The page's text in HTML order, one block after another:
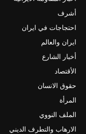
أشرف
احتجاجات في ايران
ايران والعالم
أخبار الشارع
الأقتصاد
حقوق الانسان
المرأة
الملف النووي
الارهاب والتطرف الديني